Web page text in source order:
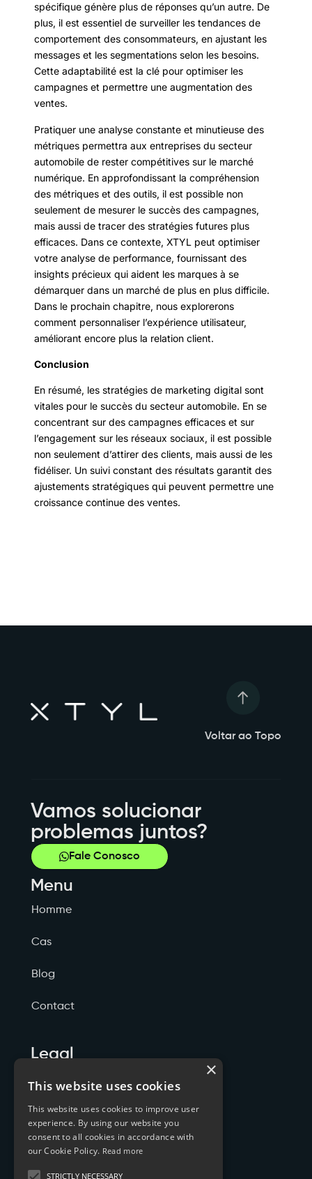
spécifique génère plus de réponses qu’un autre. De
plus, il est essentiel de surveiller les tendances de
comportement des consommateurs, en ajustant les
messages et les segmentations selon les besoins.
Cette adaptabilité est la clé pour optimiser les
campagnes et permettre une augmentation des
ventes.
Pratiquer une analyse constante et minutieuse des
métriques permettra aux entreprises du secteur
automobile de rester compétitives sur le marché
numérique. En approfondissant la compréhension
des métriques et des outils, il est possible non
seulement de mesurer le succès des campagnes,
mais aussi de tracer des stratégies futures plus
efficaces. Dans ce contexte, XTYL peut optimiser
votre analyse de performance, fournissant des
insights précieux qui aident les marques à se
démarquer dans un marché de plus en plus difficile.
Dans le prochain chapitre, nous explorerons
comment personnaliser l’expérience utilisateur,
améliorant encore plus la relation client.
Conclusion
En résumé, les stratégies de marketing digital sont
vitales pour le succès du secteur automobile. En se
concentrant sur des campagnes efficaces et sur
l’engagement sur les réseaux sociaux, il est possible
non seulement d’attirer des clients, mais aussi de les
fidéliser. Un suivi constant des résultats garantit des
ajustements stratégiques qui peuvent permettre une
croissance continue des ventes.
Voltar ao Topo
Vamos solucionar
problemas juntos?
Fale Conosco
Menu
Homme
Cas
Blog
Contact
Legal
Termos de Serviço
Cookies
×
This website uses cookies
This website uses cookies to improve user
experience. By using our website you
consent to all cookies in accordance with
our Cookie Policy. Read more
STRICTLY NECESSARY